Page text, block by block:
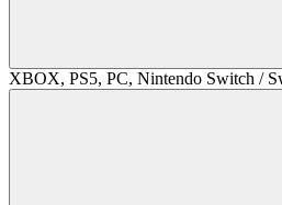
XBOX, PS5, PC, Nintendo Switch /